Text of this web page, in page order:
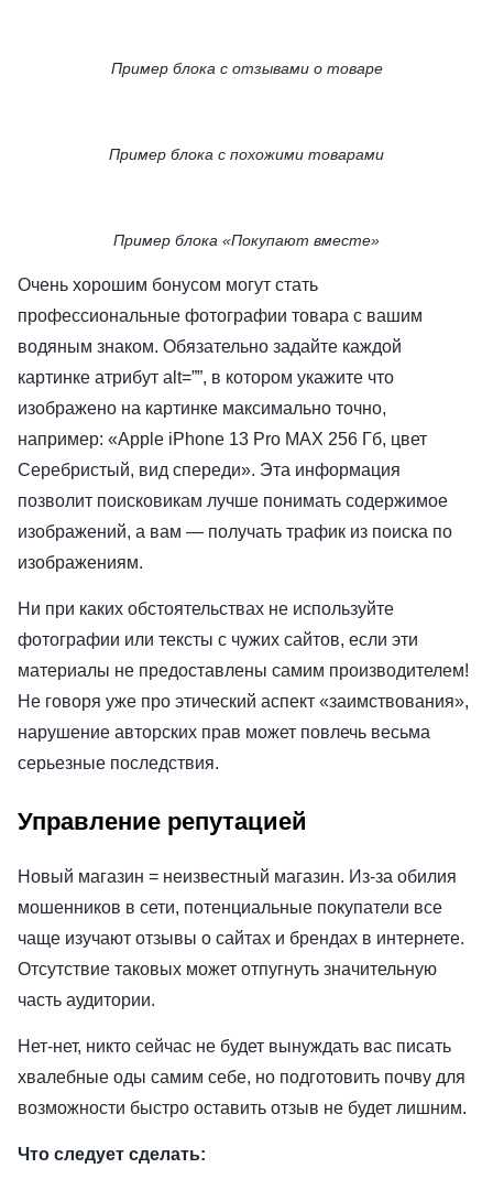
Пример блока с отзывами о товаре
Пример блока с похожими товарами
Пример блока «Покупают вместе»
Очень хорошим бонусом могут стать
профессиональные фотографии товара с вашим
водяным знаком. Обязательно задайте каждой
картинке атрибут alt=””, в котором укажите что
изображено на картинке максимально точно,
например: «Apple iPhone 13 Pro MAX 256 Гб, цвет
Серебристый, вид спереди». Эта информация
позволит поисковикам лучше понимать содержимое
изображений, а вам — получать трафик из поиска по
изображениям.
Ни при каких обстоятельствах не используйте
фотографии или тексты с чужих сайтов, если эти
материалы не предоставлены самим производителем!
Не говоря уже про этический аспект «заимствования»,
нарушение авторских прав может повлечь весьма
серьезные последствия.
Управление репутацией
Новый магазин = неизвестный магазин. Из-за обилия
мошенников в сети, потенциальные покупатели все
чаще изучают отзывы о сайтах и брендах в интернете.
Отсутствие таковых может отпугнуть значительную
часть аудитории.
Нет-нет, никто сейчас не будет вынуждать вас писать
хвалебные оды самим себе, но подготовить почву для
возможности быстро оставить отзыв не будет лишним.
Что следует сделать: